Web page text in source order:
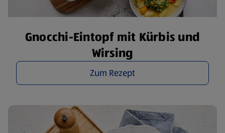
Gnocchi-Eintopf mit Kürbis und
Wirsing
Zum Rezept